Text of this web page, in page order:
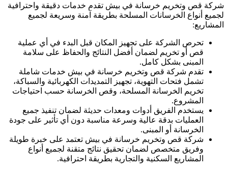
شركة قص وتخريم خرسانة في بيش تقدم خدمات دقيقة واحترافية
لجميع أنواع الخرسانات المسلحة بطريقة آمنة وسريعة لجميع
المشاريع:
تحرص الشركة على تجهيز المكان قبل البدء في أي عملية
قص أو تخريم لضمان أفضل النتائج والحفاظ على سلامة
المبنى بشكل كامل.
تقدم شركة قص وتخريم خرسانة في بيش خدمات شاملة
تشمل فتحات التهوية، تجهيز التمديدات الكهربائية والسباكة،
تخريم الخرسانة المسلحة، وقص الخرسانة حسب احتياجات
المشروع.
يستخدم الفريق أدوات ومعدات حديثة لضمان تنفيذ جميع
العمليات بدقة عالية وسرعة مناسبة دون أي تأثير على جودة
الخرسانة أو المبنى.
شركة قص وتخريم خرسانة في بيش تعتمد على خبرة طويلة
وفريق متخصص لضمان تحقيق نتائج متقنة لجميع أنواع
المشاريع السكنية والتجارية بطريقة احترافية.